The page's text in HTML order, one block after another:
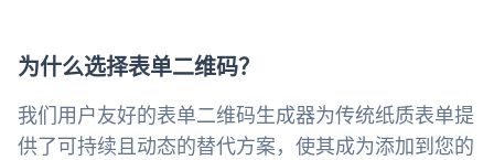
为什么选择表单二维码？
我们用户友好的表单二维码生成器为传统纸质表单提
供了可持续且动态的替代方案，使其成为添加到您的